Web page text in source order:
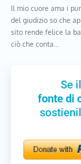
Il mio cuore ama i
del giudizio so che
sito rende felice la
ciò che conta…
Se
fonte di